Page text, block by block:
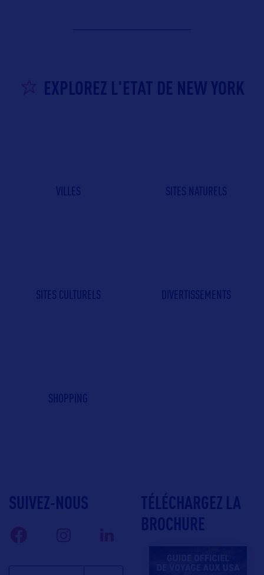
EXPLOREZ L'ETAT DE NEW YORK
VILLES SITES NATURELS
SITES CULTURELS DIVERTISSEMENTS
SHOPPING
SUIVEZ-NOUS
TÉLÉCHARGEZ LA
BROCHURE